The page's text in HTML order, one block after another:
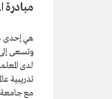
مبادرة
وتسعى
لدى
تدريبية
مع جامعة